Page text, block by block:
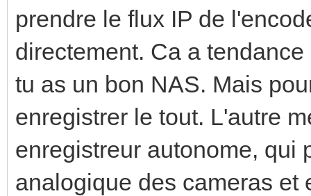
prendre le flux IP de
directement. Ca a
tu as un bon NAS. Mais
enregistrer le tout. L'autre
enregistreur autonome, qui
analogique des cameras et